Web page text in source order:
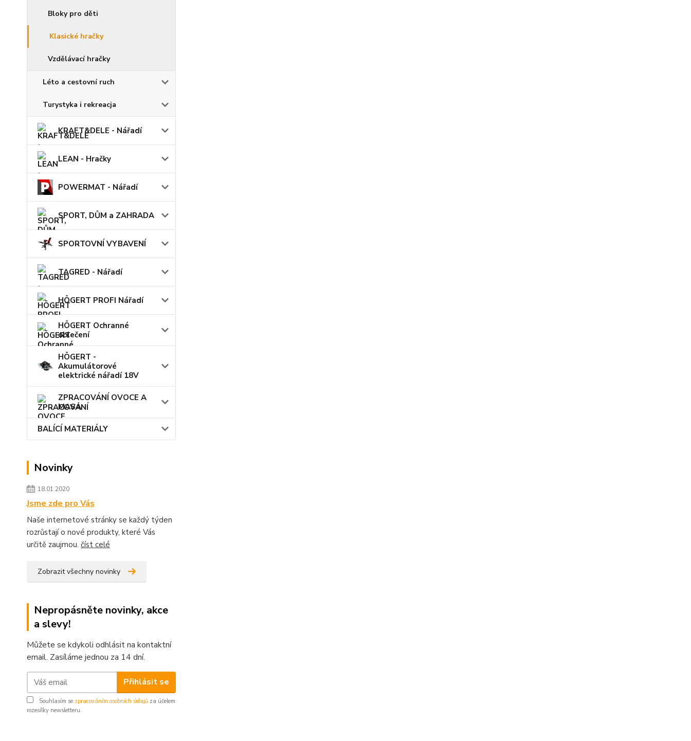
Bloky pro děti
Klasické hračky
Vzdělávací hračky
Léto a cestovní ruch
Turystyka i rekreacja
KRAFT&DELE - Nářadí
LEAN - Hračky
POWERMAT - Nářadí
SPORT, DŮM a ZAHRADA
SPORTOVNÍ VYBAVENÍ
TAGRED - Nářadí
HÖGERT PROFI Nářadí
HÖGERT Ochranné
oblečení
HÖGERT -
Akumulátorové
elektrické nářadí 18V
ZPRACOVÁNÍ OVOCE A
MASA
BALÍCÍ MATERIÁLY
Novinky
18.01.2020
Jsme zde pro Vás
Naše internetové stránky se každý týden
rozrůstají o nové produkty, které Vás
určitě zaujmou. číst celé
Zobrazit všechny novinky
Nepropásněte novinky, akce
a slevy!
Můžete se kdykoli odhlásit na kontaktní
email. Zasíláme jednou za 14 dní.
Přihlásit se
Souhlasím se zpracováním osobních údajů za účelem
rozesílky newsletteru.